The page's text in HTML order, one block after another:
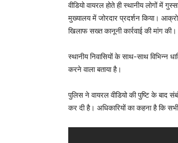
वीडियो वायरल होते ही स्थानीय लोगों
मुख्यालय में जोरदार प्रदर्शन किया।
खिलाफ सख्त कानूनी कार्रवाई की मांग की।
स्थानीय निवासियों के साथ-साथ विभिन्न
करने वाला बताया है।
पुलिस ने वायरल वीडियो की पुष्टि के
कर दी है। अधिकारियों का कहना है कि